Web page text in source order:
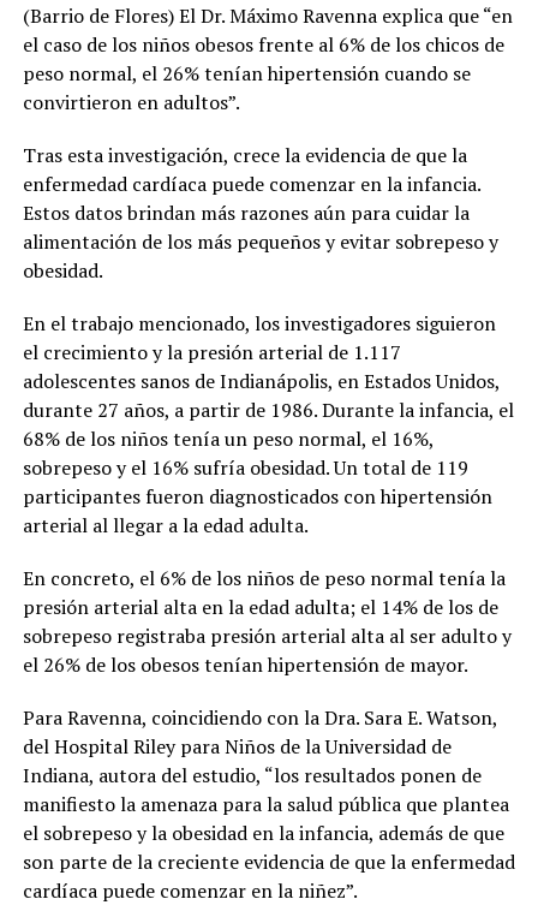
(Barrio de Flores) El Dr. Máximo Ravenna explica que “en
el caso de los niños obesos frente al 6% de los chicos de
peso normal, el 26% tenían hipertensión cuando se
convirtieron en adultos”.
Tras esta investigación, crece la evidencia de que la
enfermedad cardíaca puede comenzar en la infancia.
Estos datos brindan más razones aún para cuidar la
alimentación de los más pequeños y evitar sobrepeso y
obesidad.
En el trabajo mencionado, los investigadores siguieron
el crecimiento y la presión arterial de 1.117
adolescentes sanos de Indianápolis, en Estados Unidos,
durante 27 años, a partir de 1986. Durante la infancia, el
68% de los niños tenía un peso normal, el 16%,
sobrepeso y el 16% sufría obesidad. Un total de 119
participantes fueron diagnosticados con hipertensión
arterial al llegar a la edad adulta.
En concreto, el 6% de los niños de peso normal tenía la
presión arterial alta en la edad adulta; el 14% de los de
sobrepeso registraba presión arterial alta al ser adulto y
el 26% de los obesos tenían hipertensión de mayor.
Para Ravenna, coincidiendo con la Dra. Sara E. Watson,
del Hospital Riley para Niños de la Universidad de
Indiana, autora del estudio, “los resultados ponen de
manifiesto la amenaza para la salud pública que plantea
el sobrepeso y la obesidad en la infancia, además de que
son parte de la creciente evidencia de que la enfermedad
cardíaca puede comenzar en la niñez”.